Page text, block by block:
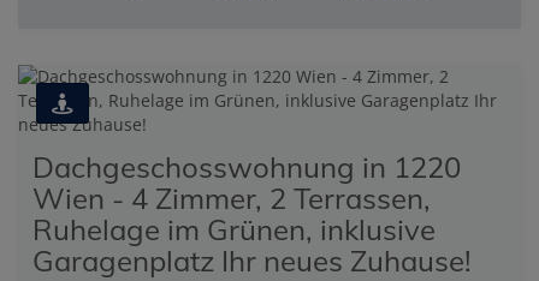
Dachgeschosswohnung in 1220
Wien - 4 Zimmer, 2 Terrassen,
Ruhelage im Grünen, inklusive
Garagenplatz Ihr neues Zuhause!